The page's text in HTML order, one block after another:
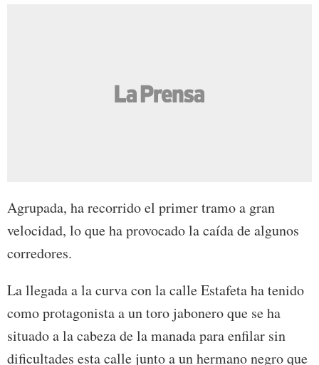
Agrupada, ha recorrido el primer tramo a gran
velocidad, lo que ha provocado la caída de algunos
corredores.
La llegada a la curva con la calle Estafeta ha tenido
como protagonista a un toro jabonero que se ha
situado a la cabeza de la manada para enfilar sin
dificultades esta calle junto a un hermano negro que